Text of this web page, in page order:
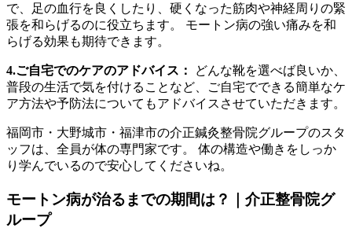
で、足の血行を良くしたり、硬くなった筋肉や神経周りの緊
張を和らげるのに役立ちます。 モートン病の強い痛みを和
らげる効果も期待できます。
4.ご自宅でのケアのアドバイス：
どんな靴を選べば良いか、
普段の生活で気を付けることなど、ご自宅でできる簡単なケ
ア方法や予防法についてもアドバイスさせていただきます。
福岡市・大野城市・福津市の介正鍼灸整骨院グループのスタ
ッフは、全員が体の専門家です。 体の構造や働きをしっか
り学んでいるので安心してくださいね。
モートン病が治るまでの期間は？｜介正整骨院グ
ループ